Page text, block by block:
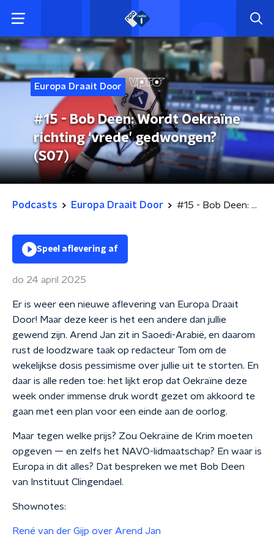
Europa Draait Door
#15 - Bob Deen: Wordt Oekraïne
richting ‘vrede’ gedwongen?
(S07)
Podcasts Europa Draait Door #15 - Bob Deen: Wordt Oekraïne richting ‘vrede’ gedwongen? (S07)
Speel aflevering af
do 24 april 2025
Er is weer een nieuwe aflevering van Europa Draait
Door! Maar deze keer is het een andere dan jullie
gewend zijn. Arend Jan zit in Saoedi-Arabië, en daarom
rust de loodzware taak op redacteur Tom om de
wekelijkse dosis pessimisme over jullie uit te storten. En
daar is alle reden toe: het lijkt erop dat Oekraïne deze
week onder immense druk wordt gezet om akkoord te
gaan met een plan voor een einde aan de oorlog.
Maar tegen welke prijs? Zou Oekraïne de Krim moeten
opgeven — en zelfs het NAVO-lidmaatschap? En waar is
Europa in dit alles? Dat bespreken we met Bob Deen
van Instituut Clingendael.
Shownotes:
René van der Gijp over Arend Jan